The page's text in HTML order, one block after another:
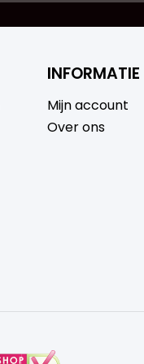
INFORMATIE
Mijn account
Over ons